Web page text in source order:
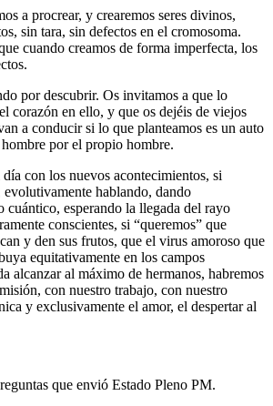
a procrear, y crearemos seres divinos,
sin tara, sin defectos en el cromosoma.
cuando creamos de forma imperfecta, los
por descubrir. Os invitamos a que lo
corazón en ello, y que os dejéis de viejos
a conducir si lo que planteamos es un auto
por el propio hombre.
día con los nuevos acontecimientos, si
evolutivamente hablando, dando
cuántico, esperando la llegada del rayo
conscientes, si “queremos” que
y den sus frutos, que el virus amoroso que
equitativamente en los campos
alcanzar al máximo de hermanos, habremos
con nuestro trabajo, con nuestro
y exclusivamente el amor, el despertar al
que envió Estado Pleno PM.